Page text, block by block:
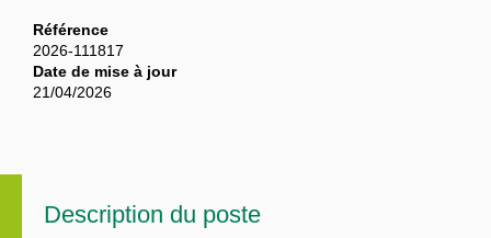
Description du poste
Référence
2026-111817
Date de mise à jour
21/04/2026